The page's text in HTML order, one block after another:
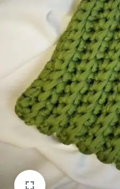
mais
precisa!